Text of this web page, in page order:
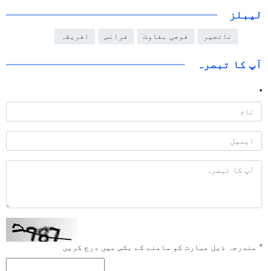
لیبلز
نائجیر فوجی بغاوت فرانس افریقہ
آپ کا تبصرہ
* مندرجہ ذیل عبارت کو سامنے کے بکس میں درج کریں